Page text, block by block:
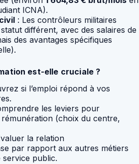
ICNA).
: Les contrôleurs militaires
différent, avec des salaires de
des avantages spécifiques
est-elle cruciale ?
si l’emploi répond à vos
les leviers pour
(choix du centre,
la relation
par rapport aux autres métiers
service public.